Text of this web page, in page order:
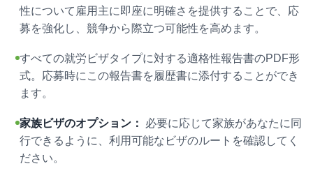
性について雇用主に即座に明確さを提供することで、応
募を強化し、競争から際立つ可能性を高めます。
すべての就労ビザタイプに対する適格性報告書のPDF形
式。応募時にこの報告書を履歴書に添付することができ
ます。
家族ビザのオプション：
必要に応じて家族があなたに同
行できるように、利用可能なビザのルートを確認してく
ださい。